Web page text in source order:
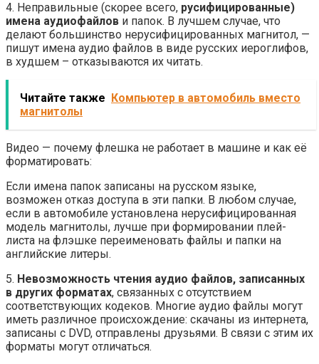
4. Неправильные (скорее всего, русифицированные)
имена аудиофайлов и папок. В лучшем случае, что
делают большинство нерусифицированных магнитол, —
пишут имена аудио файлов в виде русских иероглифов,
в худшем – отказываются их читать.
Читайте также
Компьютер в автомобиль вместо
магнитолы
Видео — почему флешка не работает в машине и как её
форматировать:
Если имена папок записаны на русском языке,
возможен отказ доступа в эти папки. В любом случае,
если в автомобиле установлена нерусифицированная
модель магнитолы, лучше при формировании плей-
листа на флэшке переименовать файлы и папки на
английские литеры.
5. Невозможность чтения аудио файлов, записанных
в других форматах, связанных с отсутствием
соответствующих кодеков. Многие аудио файлы могут
иметь различное происхождение: скачаны из интернета,
записаны с DVD, отправлены друзьями. В связи с этим их
форматы могут отличаться.